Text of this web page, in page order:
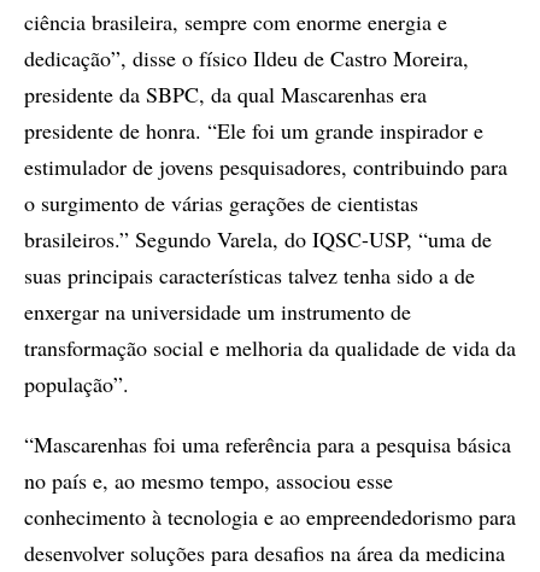
ciência brasileira, sempre com enorme energia e
dedicação”, disse o físico Ildeu de Castro Moreira,
presidente da SBPC, da qual Mascarenhas era
presidente de honra. “Ele foi um grande inspirador e
estimulador de jovens pesquisadores, contribuindo para
o surgimento de várias gerações de cientistas
brasileiros.” Segundo Varela, do IQSC-USP, “uma de
suas principais características talvez tenha sido a de
enxergar na universidade um instrumento de
transformação social e melhoria da qualidade de vida da
população”.
“Mascarenhas foi uma referência para a pesquisa básica
no país e, ao mesmo tempo, associou esse
conhecimento à tecnologia e ao empreendedorismo para
desenvolver soluções para desafios na área da medicina